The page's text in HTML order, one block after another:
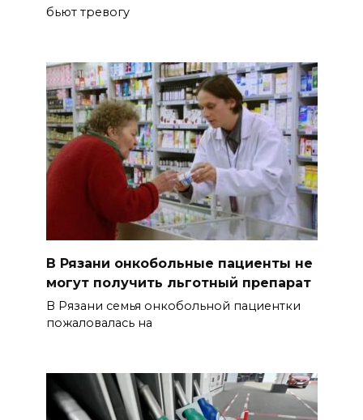
бьют тревогу
В Рязани онкобольные пациенты не
могут получить льготный препарат
В Рязани семья онкобольной пациентки
пожаловалась на